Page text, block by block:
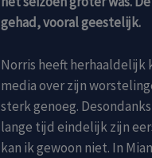
gehad, vooral geestelijk.
Norris heeft herhaaldelijk
media over zijn
sterk genoeg.
lange tijd eindelijk zijn
kan ik gewoon niet. In